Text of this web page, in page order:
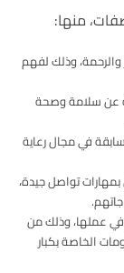
منها:
والرحمة، وذلك لفهم
عن سلامة وصحة
في مجال رعاية
تواصل جيدة،
في عملها، وذلك من
الخاصة بكبار